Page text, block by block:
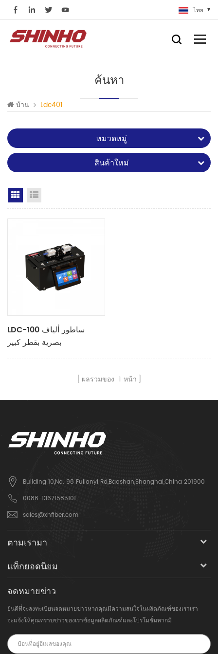
ไทย
ค้นหา
บ้าน Ldc401
หมวดหมู่
สินค้าใหม่
Grid View
LDC-100 ساطور ألياف
بصرية بقطر كبير
ผลรวมของ 1 หน้า
Building 10,No. 98 Fulianyi Rd,Baoshan,Shanghai,China 201900
0086-13671585101
sales@xhfiber.com
ตามเรามา
แท็กยอดนิยม
จดหมายข่าว
ยินดีที่จะลงทะเบียนจดหมายข่าวหากคุณมีความสนใจในผลิตภัณฑ์ของเราเรา
จะแจ้งให้คุณทราบข่าวของเราข้อมูลผลิตภัณฑ์และโปรโมชั่นหากมี